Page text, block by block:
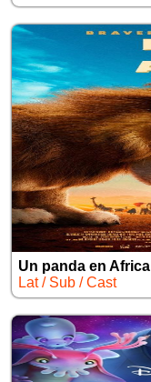
Un panda en Africa
Lat / Sub / Cast